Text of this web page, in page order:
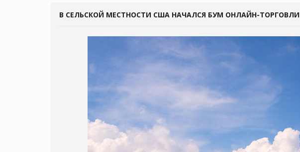
В СЕЛЬСКОЙ МЕСТНОСТИ США НАЧАЛСЯ БУМ ОНЛАЙН-ТОРГОВЛИ